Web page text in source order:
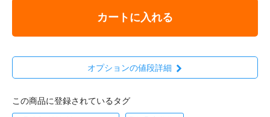
カートに入れる
オプションの値段詳細
この商品に登録されているタグ